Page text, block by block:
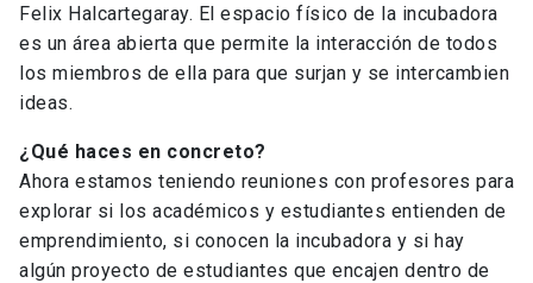
Felix Halcartegaray. El espacio físico de la incubadora
es un área abierta que permite la interacción de todos
los miembros de ella para que surjan y se intercambien
ideas.
¿Qué haces en concreto?
Ahora estamos teniendo reuniones con profesores para
explorar si los académicos y estudiantes entienden de
emprendimiento, si conocen la incubadora y si hay
algún proyecto de estudiantes que encajen dentro de